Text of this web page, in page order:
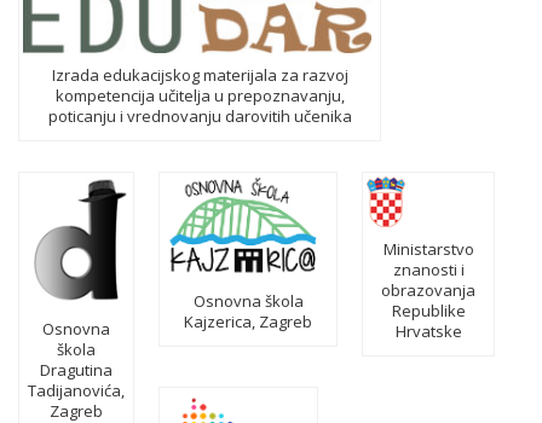
Izrada edukacijskog materijala za razvoj
kompetencija učitelja u prepoznavanju,
poticanju i vrednovanju darovitih učenika
Osnovna
škola
Dragutina
Tadijanovića,
Zagreb
Osnovna škola
Kajzerica, Zagreb
Ministarstvo
znanosti i
obrazovanja
Republike
Hrvatske